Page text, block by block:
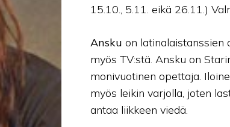
15.10., 5.11. eikä 26.11.)
Ansku on latinalaistanssien
myös TV:stä. Ansku on
monivuotinen opettaja.
myös leikin varjolla, joten
antaa liikkeen viedä.